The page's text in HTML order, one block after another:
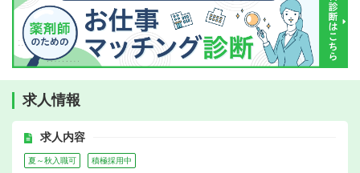
求人情報
求人内容
夏～秋入職可 積極採用中